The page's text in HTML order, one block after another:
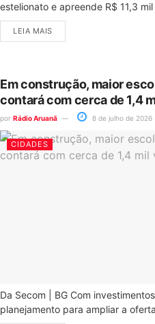
estelionato e apreende R$ 11,3
LEIA MAIS
Em construção, maior
contará com cerca de 1,4
por Rádio Aruanã 8 de julho de 2026
CIDADES
Da Secom | BG Com
planejamento para ampliar a